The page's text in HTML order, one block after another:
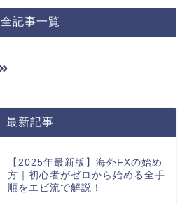
全記事一覧
最新記事
【2025年最新版】海外FXの始め
方｜初心者がゼロから始める全手
順をエビ流で解説！